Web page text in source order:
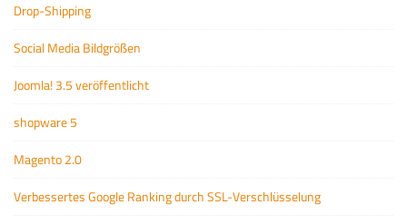
Drop-Shipping
Social Media Bildgrößen
Joomla! 3.5 veröffentlicht
shopware 5
Magento 2.0
Verbessertes Google Ranking durch SSL-Verschlüsselung